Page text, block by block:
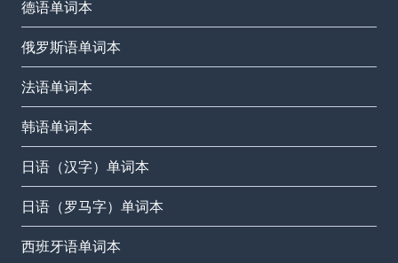
德语单词本
俄罗斯语单词本
法语单词本
韩语单词本
日语（汉字）单词本
日语（罗马字）单词本
西班牙语单词本